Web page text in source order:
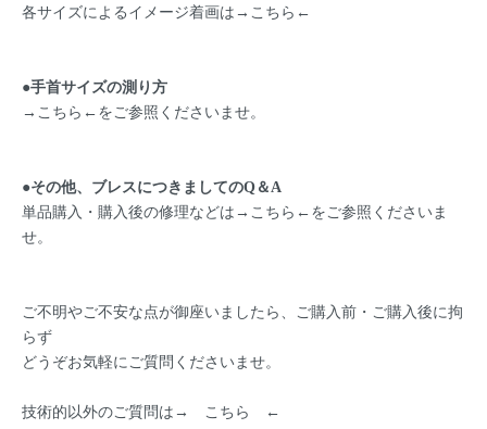
各サイズによるイメージ着画は→ こちら ←
●手首サイズの測り方
→ こちら ←をご参照くださいませ。
●その他、ブレスにつきましてのQ＆A
単品購入・購入後の修理などは→ こちら ←をご参照くださいま
せ。
ご不明やご不安な点が御座いましたら、ご購入前・ご購入後に拘
らず
どうぞお気軽にご質問くださいませ。
技術的以外のご質問は→ こちら ←